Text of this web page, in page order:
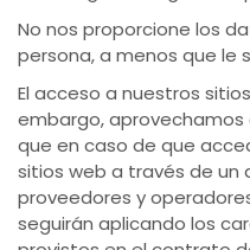
No nos proporcione los
persona, a menos que le
El acceso a nuestros
embargo,
que en caso de que
sitios web a través de un
proveedores y
seguirán aplicando los